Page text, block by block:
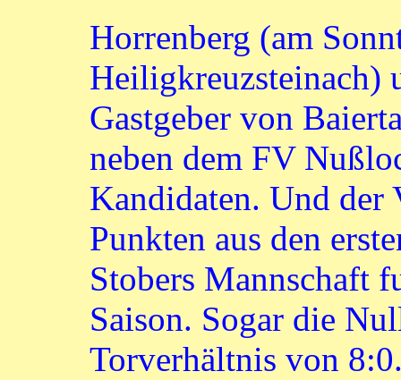
Horrenberg (am
Heiligkreuzsteinach)
Gastgeber von
neben dem FV
Kandidaten. Und
Punkten aus den
Stobers Mannschaft
Saison. Sogar die
Torverhältnis von